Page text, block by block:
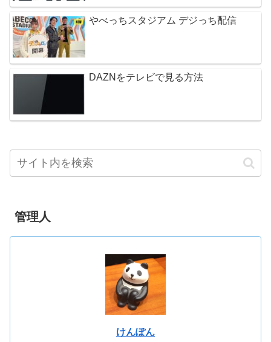
やべっちスタジアム デジっち配信
DAZNをテレビで見る方法
管理人
けんぽん